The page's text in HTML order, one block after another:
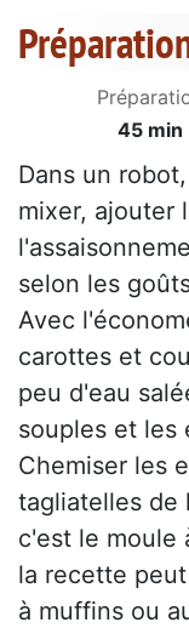
45 min
Dans un
mixer, ajouter
selon les
Avec
carottes et
peu d'eau
souples et les
Chemiser les
tagliatelles de
c'est le moule
la recette
à muffins ou